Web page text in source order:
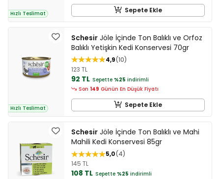
Hızlı Teslimat Sepete Ekle
Hızlı Teslimat
Schesir Jöle İçinde Ton Balıklı ve Orfoz
Balıklı Yetişkin Kedi Konservesi 70gr
4,9 10
123 TL
92 TL Sepette %25 indirimli
Son 149 Günün En Düşük Fiyatı
Sepete Ekle
Schesir Jöle İçinde Ton Balıklı ve Mahi
Mahili Kedi Konservesi 85gr
5,0 4
145 TL
108 TL Sepette %25 indirimli